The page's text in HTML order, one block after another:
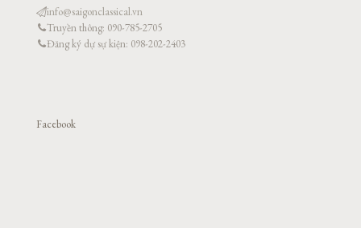
info@saigonclassical.vn
Truyền thông: 090-785-2705
Đăng ký dự sự kiện: 098-202-2403
Facebook